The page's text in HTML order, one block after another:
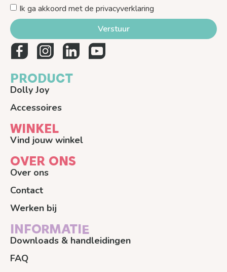
Ik ga akkoord met de privacyverklaring
Verstuur
PRODUCT
Dolly Joy
Accessoires
WINKEL
Vind jouw winkel
OVER ONS
Over ons
Contact
Werken bij
INFORMATIE
Downloads & handleidingen
FAQ